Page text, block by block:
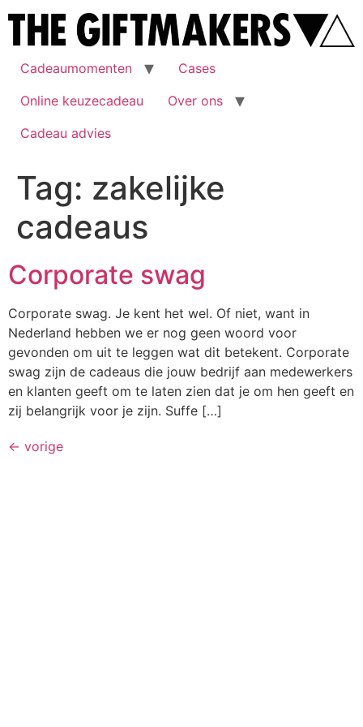
Cadeaumomenten
Cases
Online keuzecadeau
Over ons
Cadeau advies
Tag: zakelijke
cadeaus
Corporate swag
Corporate swag. Je kent het wel. Of niet, want in
Nederland hebben we er nog geen woord voor
gevonden om uit te leggen wat dit betekent. Corporate
swag zijn de cadeaus die jouw bedrijf aan medewerkers
en klanten geeft om te laten zien dat je om hen geeft en
zij belangrijk voor je zijn. Suffe […]
← vorige